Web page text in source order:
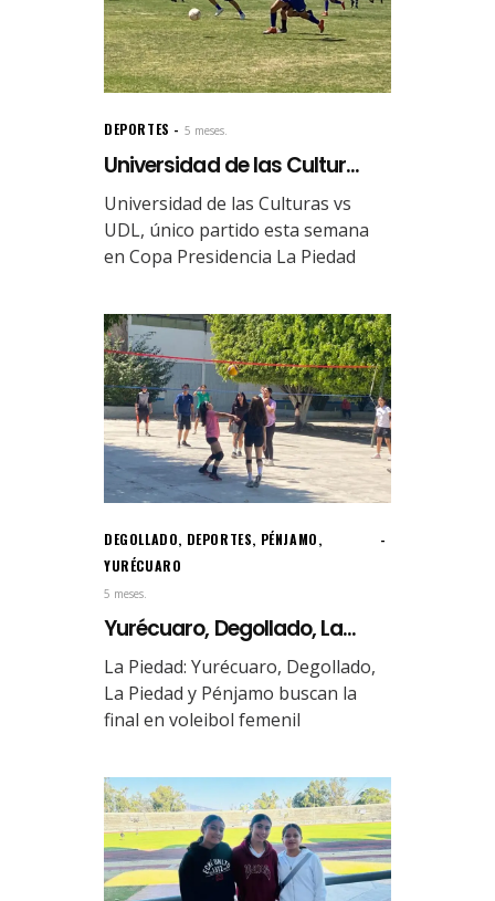
DEPORTES 5 meses.
Universidad de las Cultur...
Universidad de las Culturas vs
UDL, único partido esta semana
en Copa Presidencia La Piedad
DEGOLLADO, DEPORTES, PÉNJAMO,
YURÉCUARO
5 meses.
Yurécuaro, Degollado, La...
La Piedad: Yurécuaro, Degollado,
La Piedad y Pénjamo buscan la
final en voleibol femenil